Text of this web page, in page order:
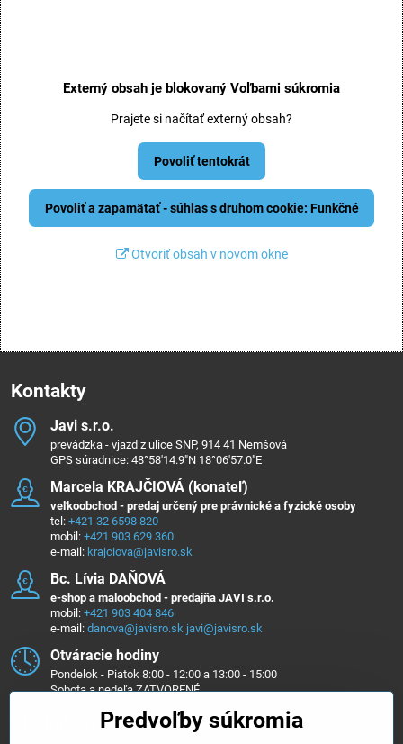
Externý obsah je blokovaný Voľbami súkromia
Prajete si načítať externý obsah?
Povoliť tentokrát
Povoliť a zapamätať - súhlas s druhom cookie: Funkčné
Otvoriť obsah v novom okne
Kontakty
Javi s​.r​.o​.
prevádzka - vjazd z ulice SNP, 914 41 Nemšová
GPS súradnice: 48°58'14.9"N 18°06'57.0"E
Marcela KRAJČIOVÁ (konateľ)
veľkoobchod - predaj určený pre právnické a fyzické osoby
tel: +421 32 6598 820
mobil: +421 903 629 360
e-mail: krajciova@javisro.sk
Bc​. Lívia DAŇOVÁ
e-shop a maloobchod - predajňa JAVI s.r.o.
mobil: +421 903 404 846
e-mail: danova@javisro.sk javi@javisro.sk
Otváracie hodiny
Pondelok - Piatok 8:00 - 12:00 a 13:00 - 15:00
Sobota a nedeľa ZATVORENÉ
Sledujte nás na ...Predvoľby súkromia